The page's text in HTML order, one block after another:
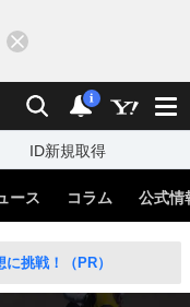
検索 通知
i
ID新規取得
ース コラム 公式情
挑戦！（PR）